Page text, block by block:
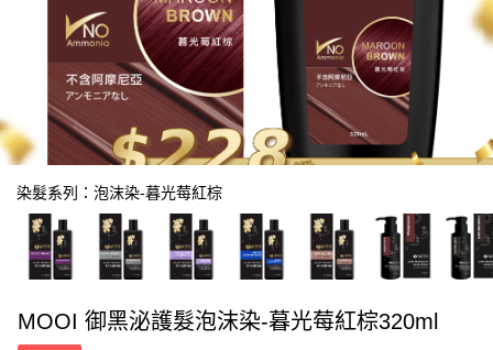
染髮系列：泡沫染-暮光莓紅棕
MOOI 御黑泌護髮泡沫染-暮光莓紅棕320ml